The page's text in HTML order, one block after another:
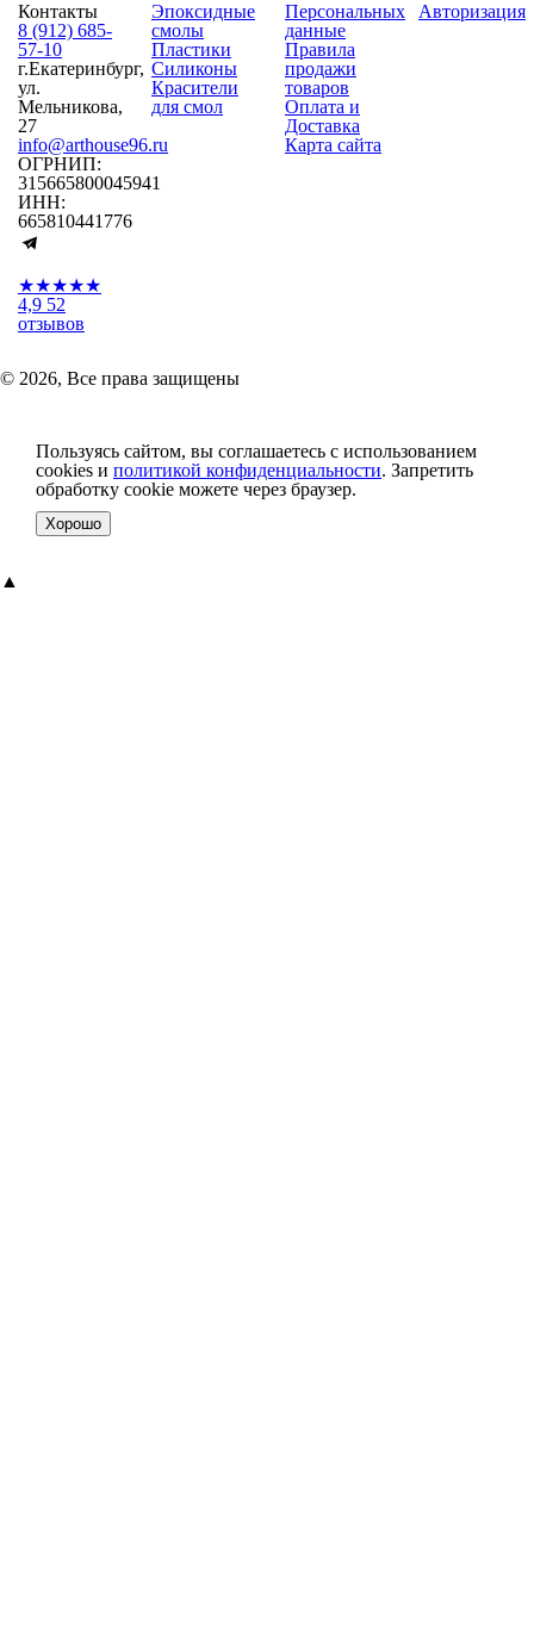
Контакты
8 (912) 685-
57-10
г.Екатеринбург,
ул.
Мельникова,
27
info@arthouse96.ru
ОГРНИП:
315665800045941
ИНН:
665810441776
★★★★★
4,9 52
отзывов
Эпоксидные
смолы
Пластики
Силиконы
Красители
для смол
Персональных
данные
Правила
продажи
товаров
Оплата и
Доставка
Карта сайта
Авторизация
© 2026, Все права защищены
Пользуясь сайтом, вы соглашаетесь с использованием
cookies и политикой конфиденциальности. Запретить
обработку cookie можете через браузер.
Хорошо
▲